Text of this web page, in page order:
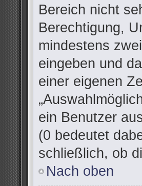
Bereich nicht
Berechtigung,
mindestens
eingeben und
einer eigenen
ein Benutzer
(0 bedeutet
schließlich, ob
Nach oben